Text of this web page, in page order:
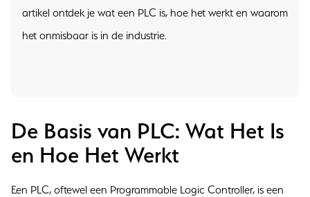
artikel ontdek je wat een PLC is, hoe het werkt en waarom
het onmisbaar is in de industrie.
De Basis van PLC: Wat Het Is
en Hoe Het Werkt
Een PLC, oftewel een Programmable Logic Controller, is een